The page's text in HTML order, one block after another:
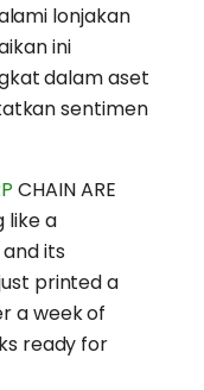
lonjakan
ini
dalam aset
sentimen
CHAIN ARE
like a
its
printed a
a week of
ready for